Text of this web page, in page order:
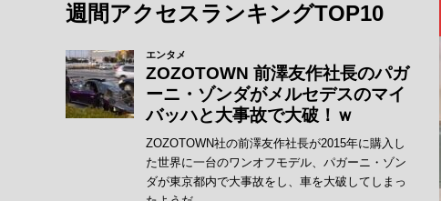
週間アクセスランキングTOP10